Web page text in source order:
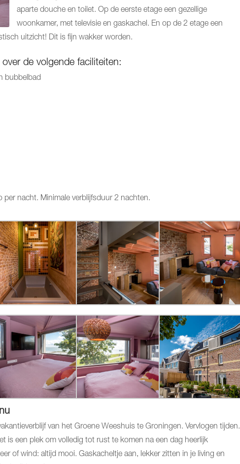
aparte douche en toilet. Op de eerste etage een gezellige
woonkamer, met televisie en gaskachel. En op de 2 etage een
uitzicht! Dit is fijn wakker worden.
de volgende faciliteiten:
bubbelbad
per nacht. Minimale verblijfsduur 2 nachten.
van het Groene Weeshuis te Groningen. Vervlogen tijden.
is een plek om volledig tot rust te komen na een dag heerlijk
of wind: altijd mooi. Gaskacheltje aan, lekker zitten in je living en